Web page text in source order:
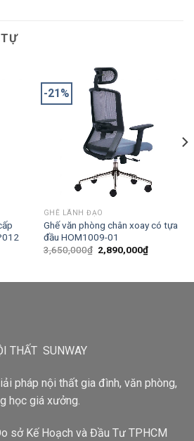
-21%
GHẾ LÃNH ĐẠO
Ghế văn phòng chân xoay có tựa
đầu HOM1009-01
3,650,000₫ 2,890,000₫
THẤT SUNWAY
pháp nội thất gia đình, văn phòng,
học giá xưởng.
sở Kế Hoạch và Đầu Tư TPHCM